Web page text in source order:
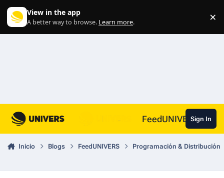
View in the app
A better way to browse. Learn more. ×
FeedUNIVERSSign In
Inicio Blogs FeedUNIVERS Programación & Distribución